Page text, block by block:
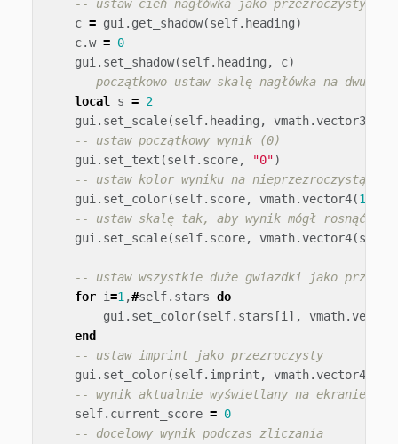
-- ustaw cień nagłówka jako przezroczysty
c = gui . get_shadow(self. heading)
c.w = 0
gui . set_shadow(self. heading , c)
-- początkowo ustaw skalę nagłówka na
local
s = 2
gui . set_scale(self. heading , vmath.vector3
-- ustaw początkowy wynik (0)
gui . set_text (self. score, "0")
-- ustaw kolor wyniku na nieprzezroczystą
gui . set_color(self. score, vmath.vector4(1
-- ustaw skalę tak, aby wynik mógł rosnąć
gui . set_scale(self. score, vmath.vector4(
-- ustaw wszystkie duże gwiazdki jako
for i=1 ,#self. stars do
gui . set_color(self. stars [i ], vmath.
end
-- ustaw imprint jako przezroczysty
gui . set_color(self. imprint , vmath.vector4
-- wynik aktualnie wyświetlany na ekranie
self. current_score = 0
-- docelowy wynik podczas zliczania